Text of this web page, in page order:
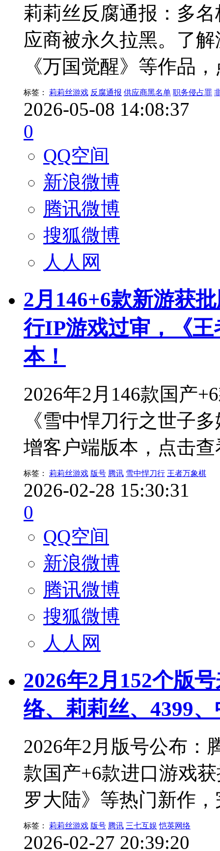
莉莉丝反腐通报：多
应商被永久拉黑。了
《万国觉醒》等作品
标签： 莉莉丝游戏 反腐通报 供应商黑名单 职务侵占罪
2026-05-08 14:08:37
0
QQ空间
新浪微博
腾讯微博
搜狐微博
人人网
2月146+6款新游获
行IP游戏过审，《
本！
2026年2月146款国产
《雪中悍刀行之世子
增客户端版本，点击
标签： 莉莉丝游戏 版号 腾讯 雪中悍刀行 王者万象棋
2026-02-28 15:30:31
0
QQ空间
新浪微博
腾讯微博
搜狐微博
人人网
2026年2月152个版
络、莉莉丝、4399
2026年2月版号公布：
款国产+6款进口游戏
罗大陆》等热门新作
标签： 莉莉丝游戏 版号 腾讯 三七互娱 恺英网络
2026-02-27 20:39:20